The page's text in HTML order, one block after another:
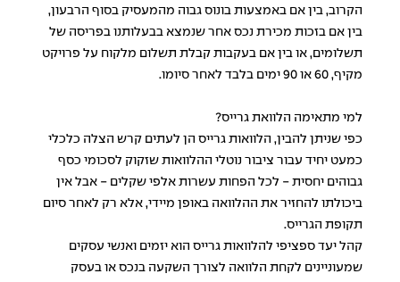
הקרוב, בין אם באמצעות בונוס גבוה מהמעסיק בסוף הרבעון,
בין אם בזכות מכירת נכס אחר שנמצא בבעלותנו בפריסה של
תשלומים, או בין אם בעקבות קבלת תשלום מלקוח על פרויקט
מקיף, 60 או 90 ימים בלבד לאחר סיומו.
למי מתאימה הלוואת גרייס?
כפי שניתן להבין, הלוואות גרייס הן לעתים קרש הצלה כלכלי
כמעט יחיד עבור ציבור נוטלי ההלוואות שזקוק לסכומי כסף
גבוהים יחסית - לכל הפחות עשרות אלפי שקלים - אבל אין
ביכולתו להחזיר את ההלוואה באופן מיידי, אלא רק לאחר סיום
תקופת הגרייס.
קהל יעד ספציפי להלוואות גרייס הוא יזמים ואנשי עסקים
שמעוניינים לקחת הלוואה לצורך השקעה בנכס או בעסק